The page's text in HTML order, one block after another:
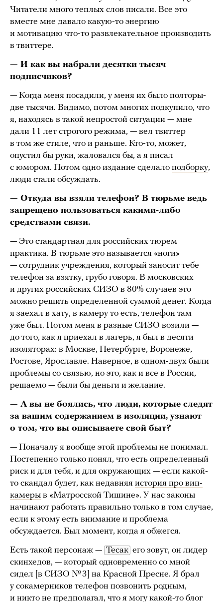
Читатели много теплых слов писали. Все это
вместе мне давало какую-то энергию
и мотивацию что-то развлекательное производить
в твиттере.
— И как вы набрали десятки тысяч
подписчиков?
— Когда меня посадили, у меня их было полторы-
две тысячи. Видимо, потом многих подкупило, что
я, находясь в такой непростой ситуации — мне
дали 11 лет строгого режима, — вел твиттер
в том же стиле, что и раньше. Кто-то, может,
опустил бы руки, жаловался бы, а я писал
с юмором. Потом одно издание сделало подборку,
люди стали обсуждать.
— Откуда вы взяли телефон? В тюрьме ведь
запрещено пользоваться какими-либо
средствами связи.
— Это стандартная для российских тюрем
практика. В тюрьме это называется «ноги»
— сотрудник учреждения, который заносит тебе
телефон за взятку, грубо говоря. В московских
и других российских СИЗО в 80% случаев это
можно решить определенной суммой денег. Когда
я заехал в хату, в камеру то есть, телефон там
уже был. Потом меня в разные СИЗО возили —
до того, как я приехал в лагерь, я был в десяти
изоляторах: в Москве, Петербурге, Воронеже,
Ростове, Ярославле. Наверное, в одном-двух были
проблемы со связью, но это, как и все в России,
решаемо — были бы деньги и желание.
— А вы не боялись, что люди, которые следят
за вашим содержанием в изоляции, узнают
о том, что вы описываете свой быт?
— Поначалу я вообще этой проблемы не понимал.
Постепенно только понял, что есть определенный
риск и для тебя, и для окружающих — если какой-
то скандал будет, как недавняя история про вип-
камеры в «Матросской Тишине». У нас законы
начинают работать правильно только в том случае,
если к этому есть внимание и проблема
обсуждается. Был момент, когда я обжегся.
Есть такой персонаж — Тесак его зовут, он лидер
скинхедов, — который одновременно со мной
сидел [в СИЗО № 3] на Красной Пресне. Я брал
у сокамерников телефон позвонить родным,
и никто не предполагал, что я могу какой-то блог